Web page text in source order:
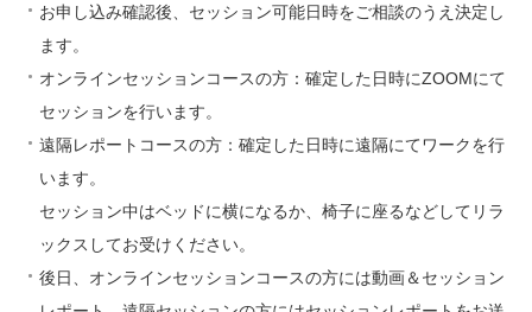
お申し込み確認後、セッション可能日時をご相談のうえ決定し
ます。
オンラインセッションコースの方：確定した日時にZOOMにて
セッションを行います。
遠隔レポートコースの方：確定した日時に遠隔にてワークを行
います。
セッション中はベッドに横になるか、椅子に座るなどしてリラ
ックスしてお受けください。
後日、オンラインセッションコースの方には動画＆セッション